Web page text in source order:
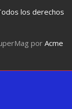
los derechos
porAcme